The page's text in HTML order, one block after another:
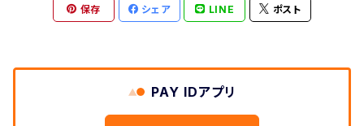
保存 シェア LINE ポスト
PAY IDアプリ